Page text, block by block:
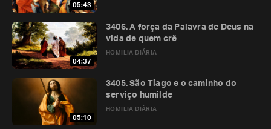
05:43
04:37
HOMILIA DIÁRIA
3406. A força da Palavra de Deus na
vida de quem crê
05:10
HOMILIA DIÁRIA
3405. São Tiago e o caminho do
serviço humilde